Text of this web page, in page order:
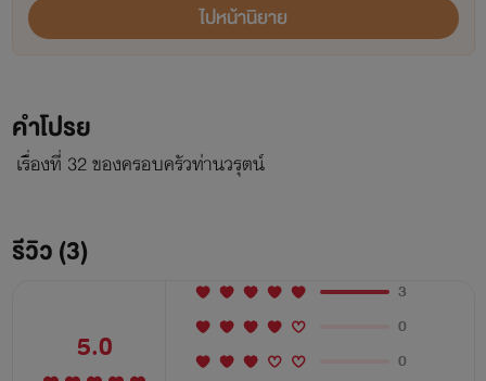
ไปหน้านิยาย
คำโปรย
เรื่องที่ 32 ของครอบครัวท่านวรุตน์
รีวิว (3)
5.0
3
0
0